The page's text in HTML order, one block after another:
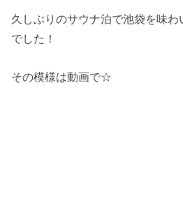
久しぶりのサウナ泊で池袋を味
でした！
その模様は動画で☆